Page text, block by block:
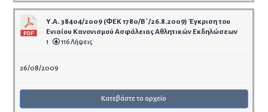
Υ.Α. 38404/2009 (ΦΕΚ 1780/Β`/26.8.2009) Έγκριση του
Ενιαίου Κανονισμού Ασφάλειας Αθλητικών Εκδηλώσεων
1 116 Λήψεις
26/08/2009
Κατεβάστε το αρχείο